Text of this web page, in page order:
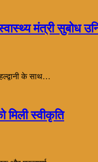
मंत्री सुबोध
के साथ…
मिली स्वीकृति